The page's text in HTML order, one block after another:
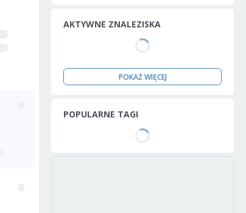
AKTYWNE ZNALEZISKA
POKAŻ WIĘCEJ
POPULARNE TAGI